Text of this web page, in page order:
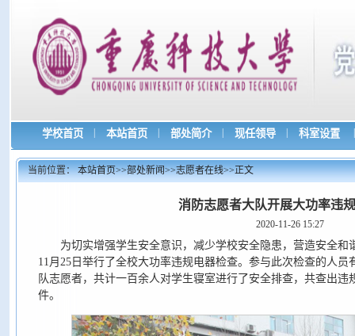
学校首页 本站首页 部处简介 现任领导 科室设置
当前位置：本站首页>>部处新闻>>志愿者在线>>正文
消防志愿者大队开展大功率违
2020-11-26 15:27
为切实增强学生安全意识，减少学校安全隐患，营造安全
11月25日举行了全校大功率违规电器检查。参与此次检查的人
队志愿者，共计一百余人对学生寝室进行了安全排查，共查出违
件。